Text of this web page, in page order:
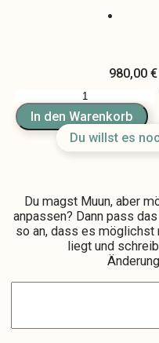
980,00 €
Menge
In den Warenkorb
Du willst es
Du magst Muun, aber
anpassen? Dann pass
so an, dass es möglichst
liegt und